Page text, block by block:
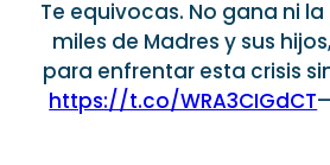
Te equivocas. No gana ni
miles de Madres y sus
para enfrentar esta crisis
https://t.co/WRA3CIGdCT